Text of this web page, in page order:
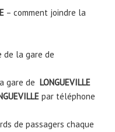
– comment joindre la
de la gare de
gare de LONGUEVILLE
par téléphone
de passagers chaque